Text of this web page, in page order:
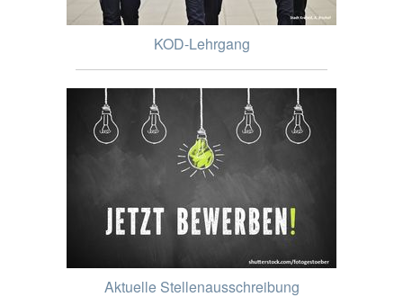
KOD-Lehrgang
Aktuelle Stellenausschreibung